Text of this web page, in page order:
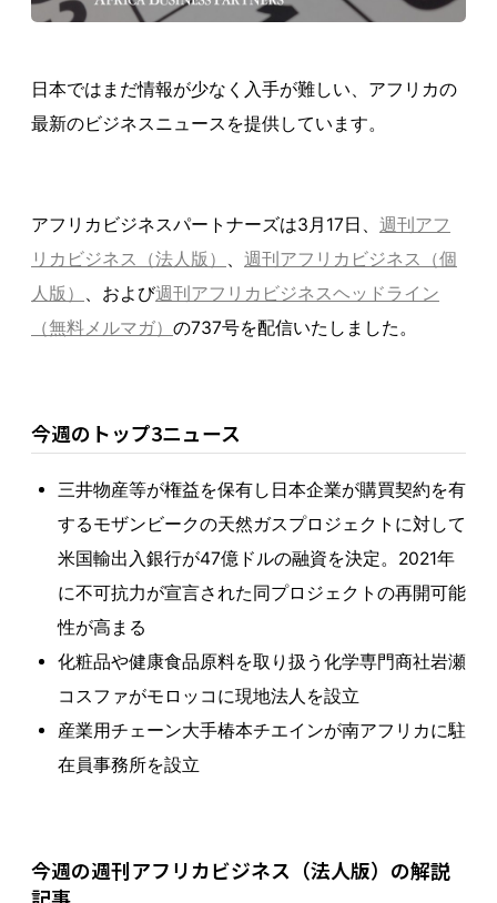
日本ではまだ情報が少なく入手が難しい、アフリカの
最新のビジネスニュースを提供しています。
アフリカビジネスパートナーズは3月17日、 週刊アフ
リカビジネス（法人版）
週刊アフリカビジネス（個
人版）
、および週刊アフリカビジネスヘッドライン
（無料メルマガ） の737号を配信いたしました。
今週のトップ3ニュース
三井物産等が権益を保有し日本企業が購買契約を有
するモザンビークの天然ガスプロジェクトに対して
米国輸出入銀行が47億ドルの融資を決定。2021年
に不可抗力が宣言された同プロジェクトの再開可能
性が高まる
化粧品や健康食品原料を取り扱う化学専門商社岩瀬
コスファがモロッコに現地法人を設立
産業用チェーン大手椿本チエインが南アフリカに駐
在員事務所を設立
今週の週刊アフリカビジネス（法人版）の解説